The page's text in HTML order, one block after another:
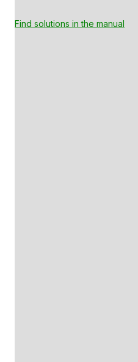
Find solutions in the manual